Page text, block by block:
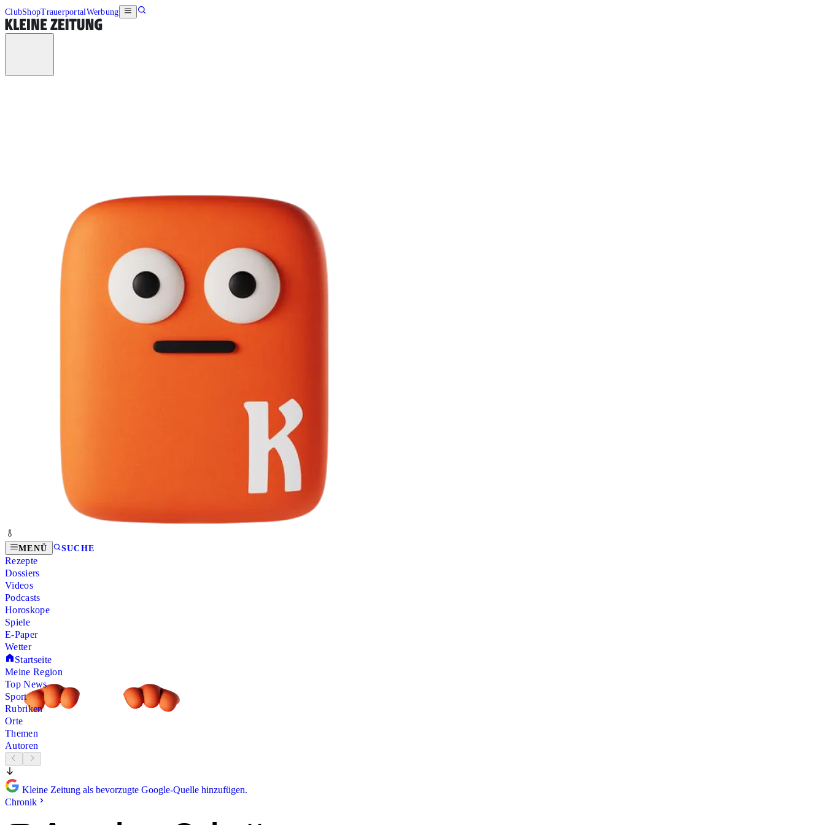
ClubShopTrauerportalWerbung
MENÜ SUCHE
Rezepte
Dossiers
Videos
Podcasts
Horoskope
Spiele
E-Paper
Wetter
Startseite
Meine Region
Top News
Sport
Rubriken
Orte
Themen
Autoren
Kleine Zeitung als bevorzugte Google-Quelle hinzufügen.
Chronik